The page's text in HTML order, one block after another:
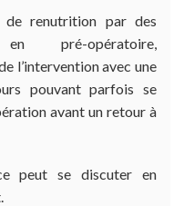
par
un
de renutrition par des
pré-opératoire,
l’intervention avec une
pouvant parfois se
avant un retour à
peut se discuter en